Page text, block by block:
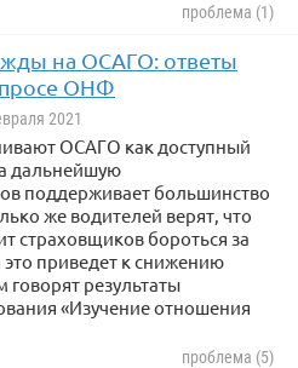
проблема (1)
на ОСАГО: ответы
ОНФ
2021
ОСАГО как доступный
дальнейшую
поддерживает большинство
же водителей верят, что
страховщиков бороться за
приведет к снижению
результаты
«Изучение отношения
проблема (5)